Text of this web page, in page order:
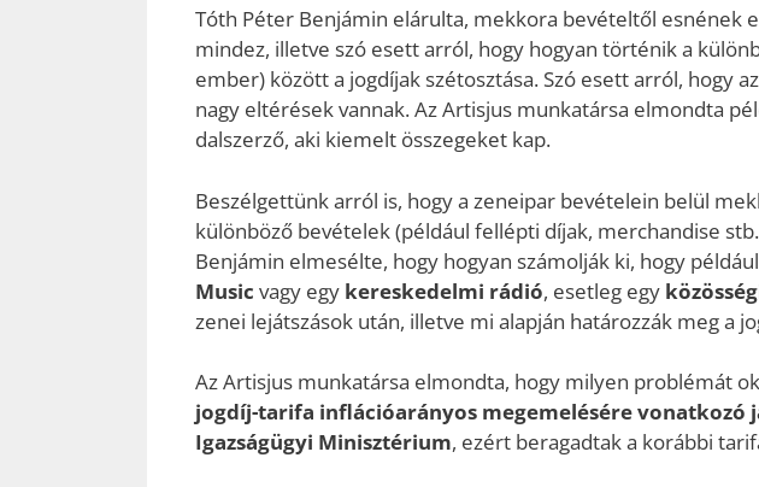
Tóth Péter Benjámin elárulta, mekkora bevételtől esnének
mindez, illetve szó esett arról, hogy hogyan történik a
ember) között a jogdíjak szétosztása. Szó esett arról, hogy
nagy eltérések vannak. Az Artisjus munkatársa elmondta
dalszerző, aki kiemelt összegeket kap.
Beszélgettünk arról is, hogy a zeneipar bevételein belül
különböző bevételek (például fellépti díjak, merchandise
Benjámin elmesélte, hogy hogyan számolják ki, hogy
Music vagy egy kereskedelmi rádió, esetleg egy
zenei lejátszások után, illetve mi alapján határozzák meg a
Az Artisjus munkatársa elmondta, hogy milyen problémát
jogdíj-tarifa inflációarányos megemelésére vonatkozó
Igazságügyi Minisztérium, ezért beragadtak a korábbi